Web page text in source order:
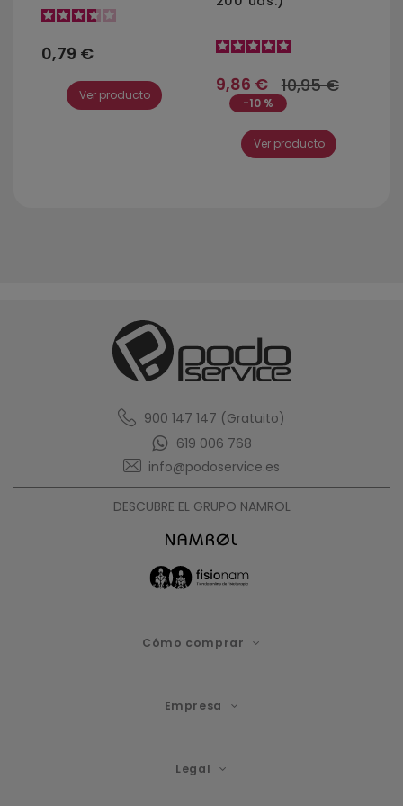
0,79 €
Ver producto 9,86 € 10,95 €
-10 %
Ver producto
900 147 147 (Gratuito)
619 006 768
info@podoservice.es
DESCUBRE EL GRUPO NAMROL
Cómo comprar
Empresa
Legal